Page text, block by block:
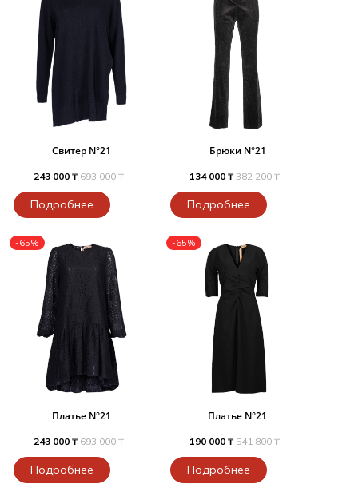
Свитер N°21
243 000 ₸ 693 000 ₸
Подробнее
Брюки N°21
134 000 ₸382 200 ₸
Подробнее
-65%
Платье N°21
243 000 ₸ 693 000 ₸
Подробнее
-65%
Платье N°21
190 000 ₸541 800 ₸
Подробнее